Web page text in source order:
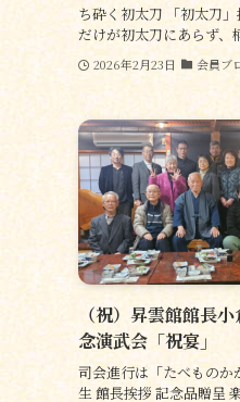
ち砕く初太刀 「初太刀
だけが初太刀にあらず、
2026年2月23日 会員ブ
（祝）昇雲館館長
念演武会「祝宴」
司会進行は「たべもの
生 館長挨拶 記念品贈呈